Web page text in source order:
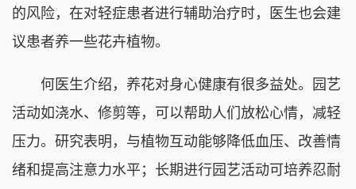
的风险，在对轻症患者进行辅助治疗时，医生也会建
议患者养一些花卉植物。
何医生介绍，养花对身心健康有很多益处。园艺
活动如浇水、修剪等，可以帮助人们放松心情，减轻
压力。研究表明，与植物互动能够降低血压、改善情
绪和提高注意力水平；长期进行园艺活动可培养忍耐